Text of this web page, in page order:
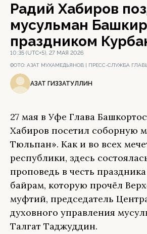
Радий Хабиров
мусульман
праздником
10:35 (UTC+5), 27 МАЯ 2026
ФОТО: АЗАТ МУХАМЕДЬЯНОВ | ПРЕСС-СЛУЖБА
АЗАТ ГИЗЗАТУЛЛИН
27 мая в Уфе Глава
Хабиров посетил соборную
Тюльпан». Как и во всех
республики, здесь
проповедь в честь
байрам, которую прочёл
муфтий, председатель
духовного управления
Талгат Таджуддин.